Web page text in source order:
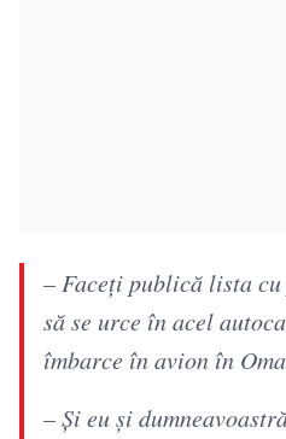
– Faceți publică lista
să se urce în acel
îmbarce în avion în
– Și eu și